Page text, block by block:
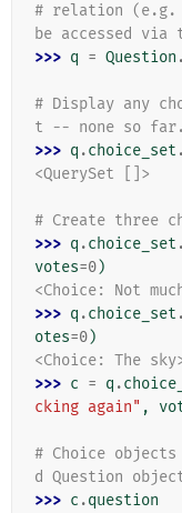
# relation (e.g.
be accessed via
>>> q = Question .
# Display any
t -- none so far.
>>> q .choice_set .
<QuerySet []>
# Create three
>>> q .choice_set .
votes=0)
<Choice: Not
>>> q .choice_set .
otes=0)
<Choice: The
>>> c = q .
cking again" ,
# Choice
d Question
>>> c .question